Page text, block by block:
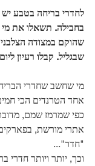
לחדרי בריחה בטבע יש
בחבילה. תשאלו את
שהוקם במצודה
שבגליל. קבלו רעיון
מי שחשב שחדרי
אחד הטרנדים הכי
כפי שמרמז שמם,
אתרי מורשת,
"חדר"...
וכך, יותר ויותר חדרי